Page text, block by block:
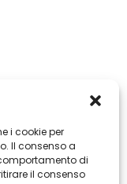
i cookie per
Il consenso a
di
il consenso